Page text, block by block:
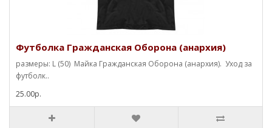
Футболка Гражданская Оборона (анархия)
размеры: L (50) Майка Гражданская Оборона (анархия). Уход за
футболк..
25.00р.